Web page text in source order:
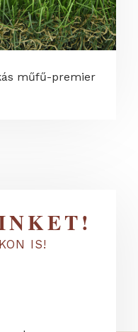
műfű-premier
IS!